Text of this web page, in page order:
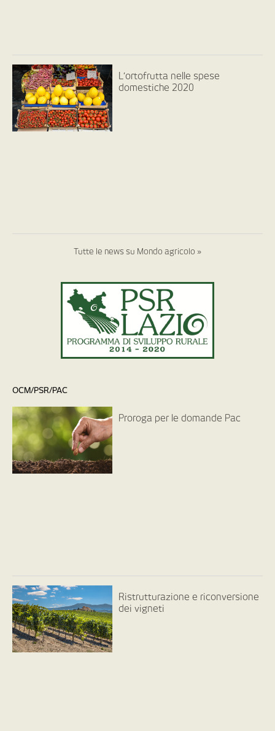
L’ortofrutta nelle spese
domestiche 2020
Tutte le news su Mondo agricolo »
OCM/PSR/PAC
Proroga per le domande Pac
Ristrutturazione e riconversione
dei vigneti